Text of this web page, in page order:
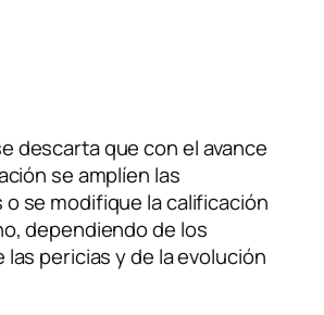
descarta que con el avance
se amplíen las
se modifique la calificación
dependiendo de los
pericias y de la evolución